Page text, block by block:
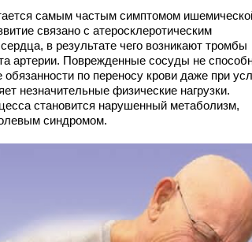
самым частым симптомом
связано с атеросклеротическим
в результате чего возникают тромбы
артерии. Поврежденные сосуды не
по переносу крови даже при
незначительные физические нагрузки.
становится нарушенный метаболизм,
синдромом.